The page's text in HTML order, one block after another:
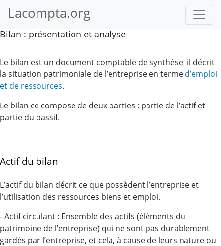
Lacompta.org
Bilan : présentation et analyse
Le bilan est un document comptable de synthèse, il décrit
la situation patrimoniale de l’entreprise en terme d’emploi
et de ressources.
Le bilan ce compose de deux parties : partie de l’actif et
partie du passif.
Actif du bilan
L’actif du bilan décrit ce que possèdent l’entreprise et
l’utilisation des ressources biens et emploi.
- Actif circulant : Ensemble des actifs (éléments du
patrimoine de l’entreprise) qui ne sont pas durablement
gardés par l’entreprise, et cela, à cause de leurs nature ou